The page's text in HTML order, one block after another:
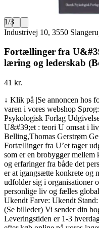
1/3
Industrivej 10, 3550
Fortællinger fra
læring og lederskab
41 kr.
↓ Klik på |Se annoncen hos
varen i vores webshop
Psykologisk Forlag
U&#39;et : teori U omsat i
Belling,Thomas Gerstrøm
Fortællinger fra U’et tager
som er en brobygger mellem
og erfaringer fra både det
er at igangsætte konkrete og
udfolder sig i organisationer
personlige liv og fælles
Ukendt Farve: Ukendt
(Se billeder) Vi sender din
Leveringstiden er 1-3